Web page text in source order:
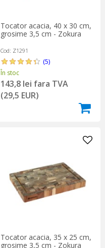
Tocator acacia, 40 x 30 cm,
grosime 3,5 cm - Zokura
Cod: Z1291
(5)
În stoc
143,8 lei fara TVA
(29,5 EUR)
Tocator acacia, 35 x 25 cm,
grosime 3,5 cm - Zokura